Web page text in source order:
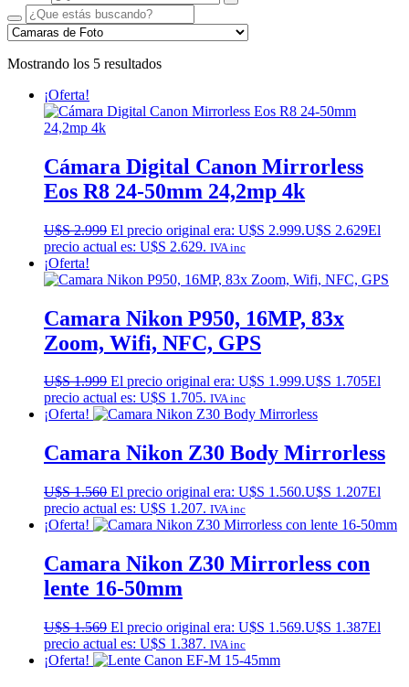
Mostrando los 5 resultados
¡Oferta!
Cámara Digital Canon Mirrorless
Eos R8 24-50mm 24,2mp 4k
U$S2.999 El precio original era: U$S 2.999.U$S 2.629El
precio actual es: U$S 2.629. IVA inc
¡Oferta!
Camara Nikon P950, 16MP, 83x
Zoom, Wifi, NFC, GPS
U$S1.999 El precio original era: U$S 1.999.U$S 1.705El
precio actual es: U$S 1.705. IVA inc
¡Oferta!
Camara Nikon Z30 Body Mirrorless
U$S1.560 El precio original era: U$S 1.560.U$S 1.207El
precio actual es: U$S 1.207. IVA inc
¡Oferta!
Camara Nikon Z30 Mirrorless con
lente 16-50mm
U$S1.569 El precio original era: U$S 1.569.U$S 1.387El
precio actual es: U$S 1.387. IVA inc
¡Oferta!